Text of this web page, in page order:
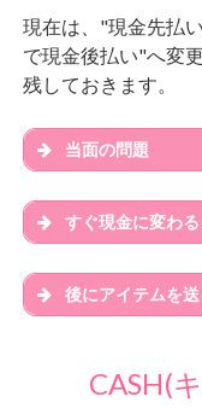
現在は、"現金先払
で現金後払い"へ変
残しておきます。
当面の問題
すぐ現金に変わる
後にアイテムを送
CASH(